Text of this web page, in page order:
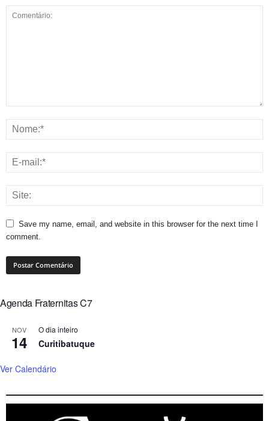
Save my name, email, and website in this browser for the next time I
comment.
Agenda Fraternitas C7
NOV
14
O dia inteiro
Curitibatuque
Ver Calendário